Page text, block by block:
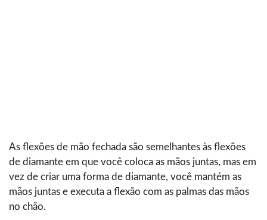
As flexões de mão fechada são semelhantes às flexões
de diamante em que você coloca as mãos juntas, mas em
vez de criar uma forma de diamante, você mantém as
mãos juntas e executa a flexão com as palmas das mãos
no chão.